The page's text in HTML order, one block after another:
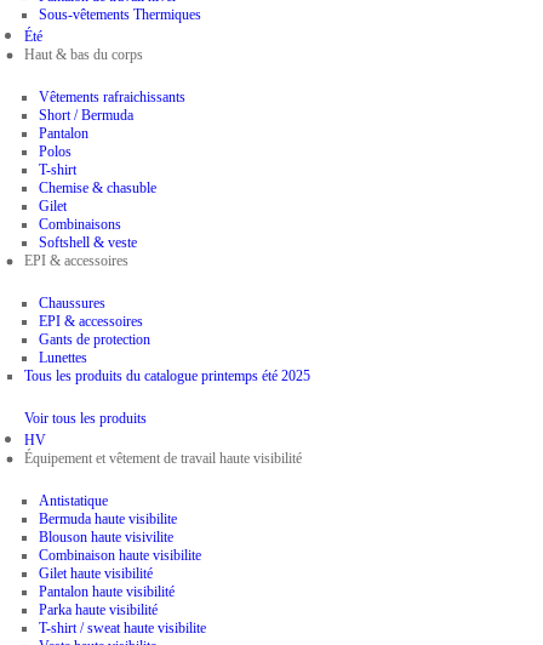
Sous-vêtements Thermiques
Été
Haut & bas du corps
Vêtements rafraichissants
Short / Bermuda
Pantalon
Polos
T-shirt
Chemise & chasuble
Gilet
Combinaisons
Softshell & veste
EPI & accessoires
Chaussures
EPI & accessoires
Gants de protection
Lunettes
Tous les produits du catalogue printemps été 2025
Voir tous les produits
HV
Équipement et vêtement de travail haute visibilité
Antistatique
Bermuda haute visibilite
Blouson haute visivilite
Combinaison haute visibilite
Gilet haute visibilité
Pantalon haute visibilité
Parka haute visibilité
T-shirt / sweat haute visibilite